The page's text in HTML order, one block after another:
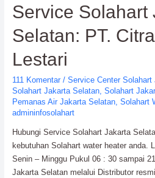
Service Solahart
Selatan: PT.
Lestari
111 Komentar / Service Center Solahart
Solahart Jakarta Selatan, Solahart
Pemanas Air Jakarta Selatan, Solahart
admininfosolahart
Hubungi Service Solahart Jakarta
kebutuhan Solahart water heater anda.
Senin – Minggu Pukul 06 : 30 sampai
Jakarta Selatan melalui Distributor